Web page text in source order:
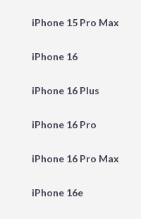
iPhone 15 Pro Max
iPhone 16
iPhone 16 Plus
iPhone 16 Pro
iPhone 16 Pro Max
iPhone 16e